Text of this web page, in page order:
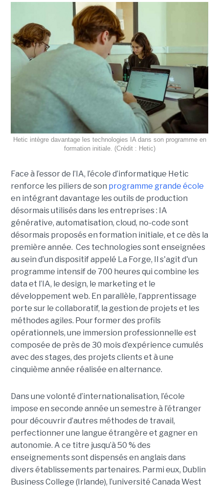
Hetic intègre davantage les technologies IA dans son programme en
formation initiale. (Crédit : Hetic)
Face à l’essor de l’IA, l’école d’informatique Hetic
renforce les piliers de son programme grande école
en intégrant davantage les outils de production
désormais utilisés dans les entreprises : IA
générative, automatisation, cloud, no-code sont
désormais proposés en formation initiale, et ce dès la
première année. Ces technologies sont enseignées
au sein d’un dispositif appelé La Forge, Il s'agit d'un
programme intensif de 700 heures qui combine les
data et l’IA, le design, le marketing et le
développement web. En parallèle, l’apprentissage
porte sur le collaboratif, la gestion de projets et les
méthodes agiles. Pour former des profils
opérationnels, une immersion professionnelle est
composée de près de 30 mois d’expérience cumulés
avec des stages, des projets clients et à une
cinquième année réalisée en alternance.
Dans une volonté d’internationalisation, l’école
impose en seconde année un semestre à l’étranger
pour découvrir d’autres méthodes de travail,
perfectionner une langue étrangère et gagner en
autonomie. A ce titre jusqu’à 50 % des
enseignements sont dispensés en anglais dans
divers établissements partenaires. Parmi eux, Dublin
Business College (Irlande), l’université Canada West